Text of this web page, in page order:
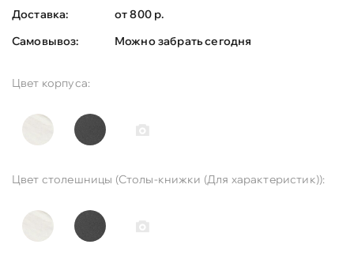
Доставка:
от 800 р.
Самовывоз:
Можно забрать сегодня
Цвет корпуса:
Цвет столешницы (Столы-книжки (Для характеристик)):